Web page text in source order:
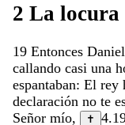
2 La locura
19 Entonces Daniel
callando casi una
espantaban: El rey
declaración no te
Señor mío, ✝